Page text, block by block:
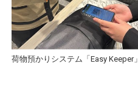
荷物預かりシステム「Easy Keeper」